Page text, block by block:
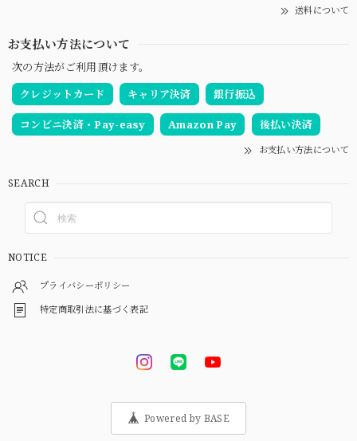
送料について
お支払い方法について
次の方法がご利用頂けます。
クレジットカード
キャリア決済 銀行振込
コンビニ決済・Pay-easy Amazon Pay 後払い決済
お支払い方法について
SEARCH
NOTICE
プライバシーポリシー
特定商取引法に基づく表記
Powered by BASE